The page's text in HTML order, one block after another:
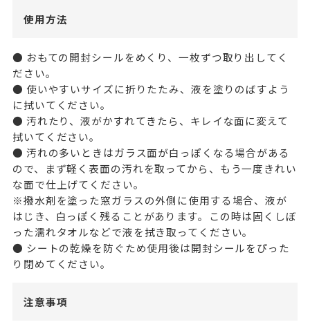
使用方法
● おもての開封シールをめくり、一枚ずつ取り出してく
ださい。
● 使いやすいサイズに折りたたみ、液を塗りのばすよう
に拭いてください。
● 汚れたり、液がかすれてきたら、キレイな面に変えて
拭いてください。
● 汚れの多いときはガラス面が白っぽくなる場合がある
ので、まず軽く表面の汚れを取ってから、もう一度きれい
な面で仕上げてください。
※撥水剤を塗った窓ガラスの外側に使用する場合、液が
はじき、白っぽく残ることがあります。この時は固くしぼ
った濡れタオルなどで液を拭き取ってください。
● シートの乾燥を防ぐため使用後は開封シールをぴった
り閉めてください。
注意事項